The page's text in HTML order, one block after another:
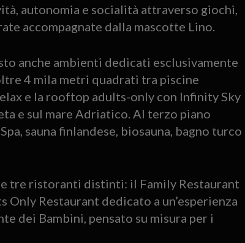
autonomia e socialità attraverso giochi,
accompagnate dalla mascotte Lino.
anche ambienti dedicati esclusivamente
4 mila metri quadrati tra piscine
e la rooftop adults-only con Infinity Sky
e sul mare Adriatico. Al terzo piano
sauna finlandese, biosauna, bagno turco
tre ristoranti distinti: il Family Restaurant
Restaurant dedicato a un’esperienza
dei Bambini, pensato su misura per i